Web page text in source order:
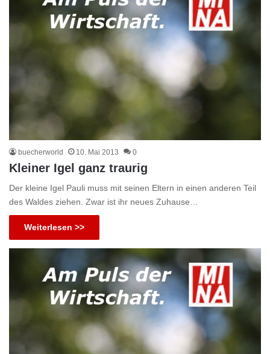
buecherworld 10. Mai 2013 0
Kleiner Igel ganz traurig
Der kleine Igel Pauli muss mit seinen Eltern in einen anderen Teil
des Waldes ziehen. Zwar ist ihr neues Zuhause…
Weiterlesen >>